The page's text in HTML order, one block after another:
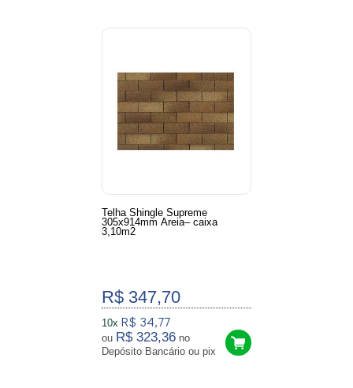
Telha Shingle Supreme
305x914mm Areia– caixa
3,10m2
R$ 347,70
10x R$ 34,77
ou R$ 323,36 no
Depósito Bancário ou pix